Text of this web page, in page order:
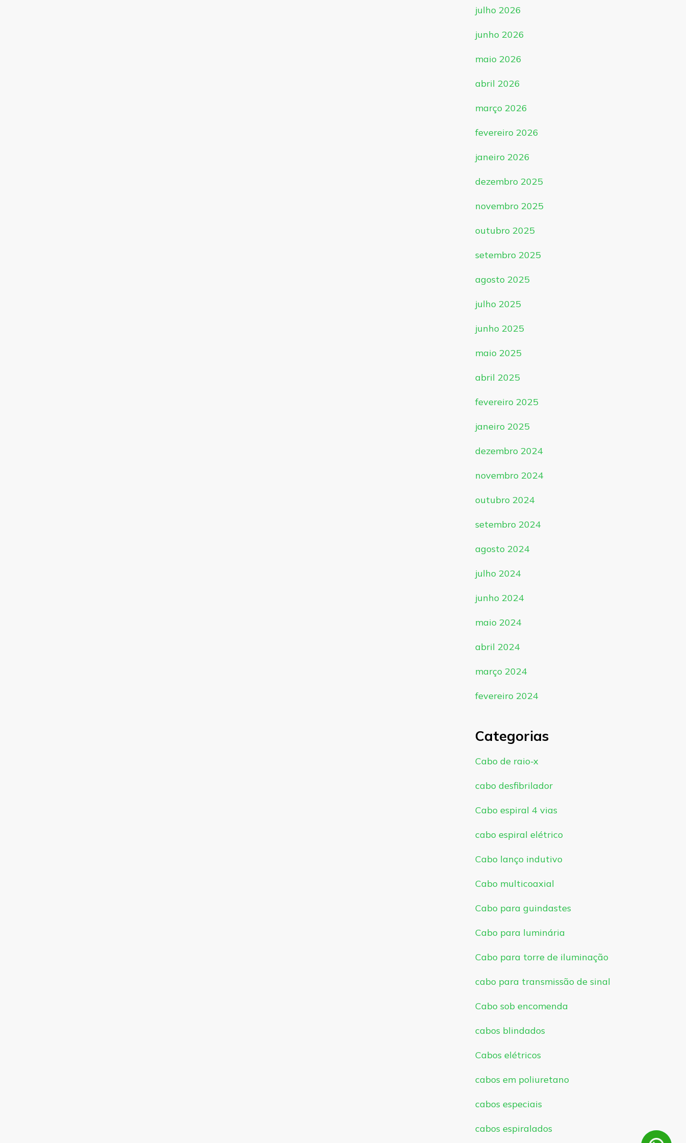
julho 2026
junho 2026
maio 2026
abril 2026
março 2026
fevereiro 2026
janeiro 2026
dezembro 2025
novembro 2025
outubro 2025
setembro 2025
agosto 2025
julho 2025
junho 2025
maio 2025
abril 2025
fevereiro 2025
janeiro 2025
dezembro 2024
novembro 2024
outubro 2024
setembro 2024
agosto 2024
julho 2024
junho 2024
maio 2024
abril 2024
março 2024
fevereiro 2024
Categorias
Cabo de raio-x
cabo desfibrilador
Cabo espiral 4 vias
cabo espiral elétrico
Cabo lanço indutivo
Cabo multicoaxial
Cabo para guindastes
Cabo para luminária
Cabo para torre de iluminação
cabo para transmissão de sinal
Cabo sob encomenda
cabos blindados
Cabos elétricos
cabos em poliuretano
cabos especiais
cabos espiralados